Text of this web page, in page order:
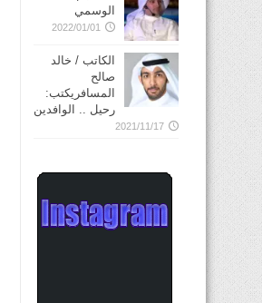
الوسمي
2022/01/01
الكاتب / خالد
صالح
المسافريكتب:
رحيل .. الوافدين
2021/11/17